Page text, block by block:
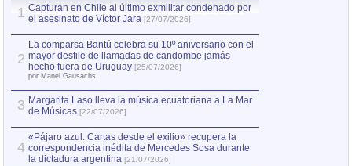
1 Capturan en Chile al último exmilitar condenado por
el asesinato de Víctor Jara [27/07/2026]
2
La comparsa Bantú celebra su 10º aniversario con el
mayor desfile de llamadas de candombe jamás
hecho fuera de Uruguay [25/07/2026]
por Manel Gausachs
3 Margarita Laso lleva la música ecuatoriana a La Mar
de Músicas [22/07/2026]
4
«Pájaro azul. Cartas desde el exilio» recupera la
correspondencia inédita de Mercedes Sosa durante
la dictadura argentina [21/07/2026]